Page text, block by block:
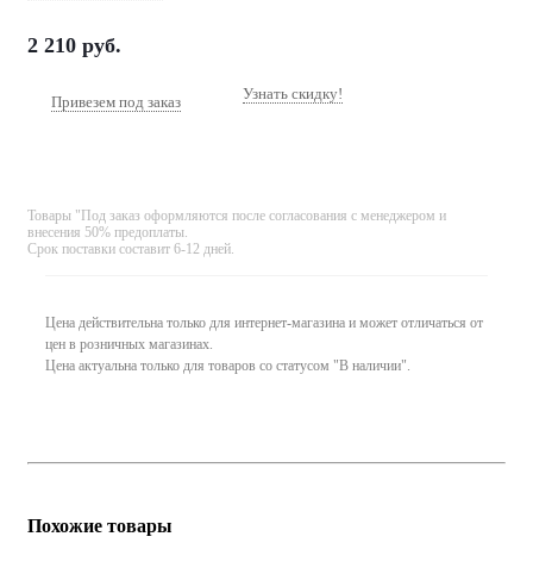
2 210 руб.
Привезем под заказ Узнать скидку!
Товары "Под заказ оформляются после согласования с менеджером и
внесения 50% предоплаты.
Срок поставки составит 6-12 дней.
Цена действительна только для интернет-магазина и может отличаться от
цен в розничных магазинах.
Цена актуальна только для товаров со статусом "В наличии".
Похожие товары